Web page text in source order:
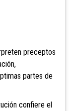
preceptos
partes de
confiere el